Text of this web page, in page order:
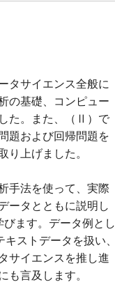
タサイエンス全般に
の基礎、コンピュー
た。また、（Ⅱ）で
題および回帰問題を
り上げました。
手法を使って、実際
ータとともに説明し
ます。データ例とし
ストデータを扱い、
サイエンスを推し進
も言及します。